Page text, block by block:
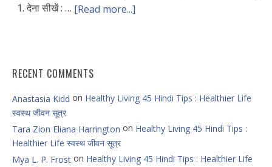
1. देना सीखें : … [Read more...]
RECENT COMMENTS
Anastasia Kidd on Healthy Living 45 Hindi Tips : Healthier Life
स्वस्थ जीवन सूत्र
Tara Zion Eliana Harrington on Healthy Living 45 Hindi Tips :
Healthier Life स्वस्थ जीवन सूत्र
Mya L. P. Frost on Healthy Living 45 Hindi Tips : Healthier Life